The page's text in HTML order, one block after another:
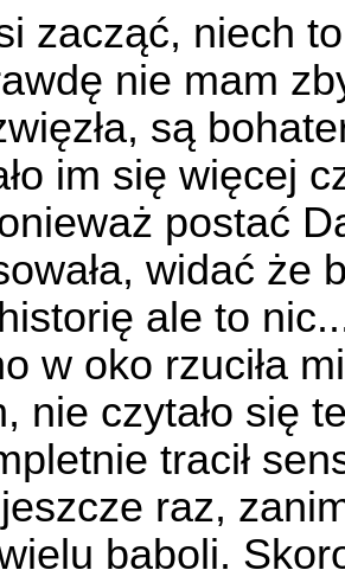
zacząć, niech
nie mam
są
im się więcej
postać
widać że
ale to
w oko rzuciła
nie czytało się
tracił
raz,
baboli.